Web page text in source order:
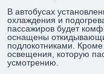
В автобусах
охлаждения и
пассажиров будет
оснащены
подлокотниками. Кроме
освещения, которую
усмотрению.